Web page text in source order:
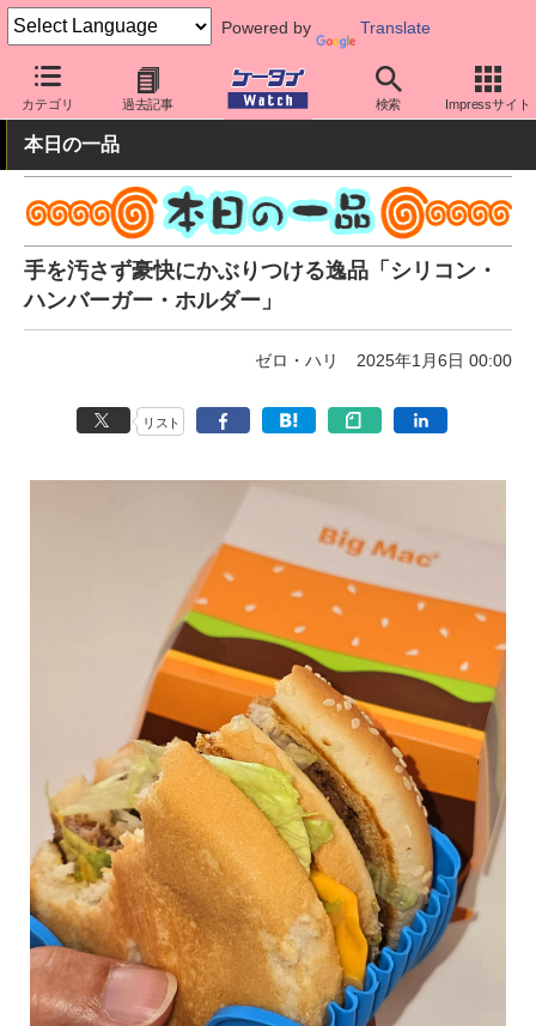
Powered by Translate
カテゴリ 過去記事 検索 Impressサイト
ケータイ Watch 最新技術/その他 その他
本日の一品
手を汚さず豪快にかぶりつける逸品「シリコン・
ハンバーガー・ホルダー」
ゼロ・ハリ 2025年1月6日 00:00
リスト